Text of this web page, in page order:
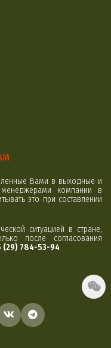
Вами в выходные и
компании в
это при составлении
ситуацией в стране,
после согласования
(29) 784-53-94